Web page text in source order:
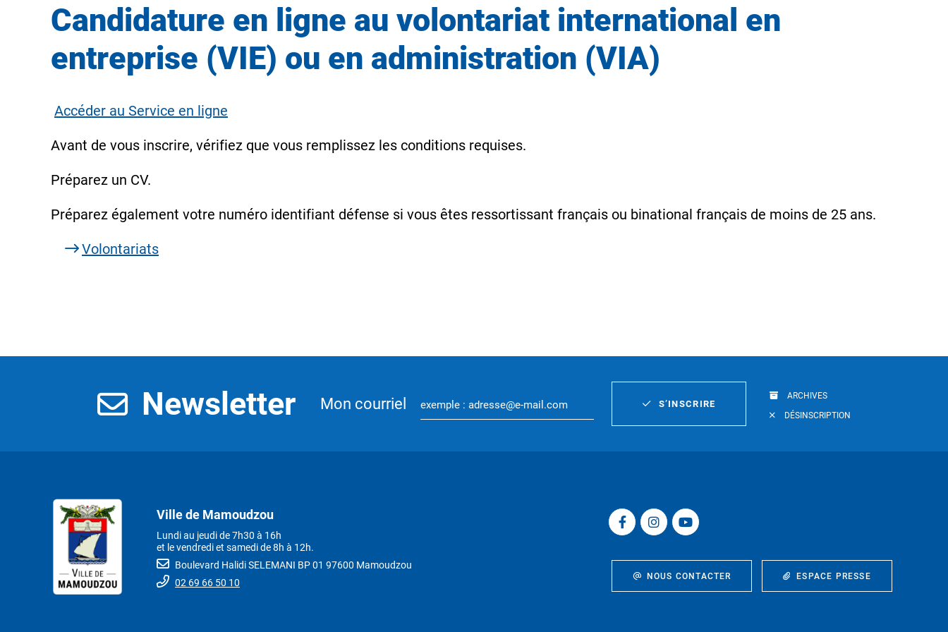
Candidature en ligne au volontariat international en
entreprise (VIE) ou en administration (VIA)
Accéder au Service en ligne
Avant de vous inscrire, vérifiez que vous remplissez les conditions requises.
Préparez un CV.
Préparez également votre numéro identifiant défense si vous êtes ressortissant français ou binational français de moins de 25 ans.
Volontariats
Newsletter Mon courriel S’INSCRIRE
ARCHIVES
DÉSINSCRIPTION
Ville de Mamoudzou
Lundi au jeudi de 7h30 à 16h
et le vendredi et samedi de 8h à 12h.
Boulevard Halidi SELEMANI BP 01 97600 Mamoudzou
02 69 66 50 10
NOUS CONTACTER ESPACE PRESSE